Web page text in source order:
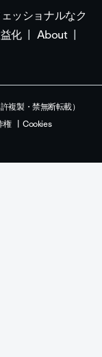
ッショナルなク
化
About
複製・禁無断転載）
権
Cookies